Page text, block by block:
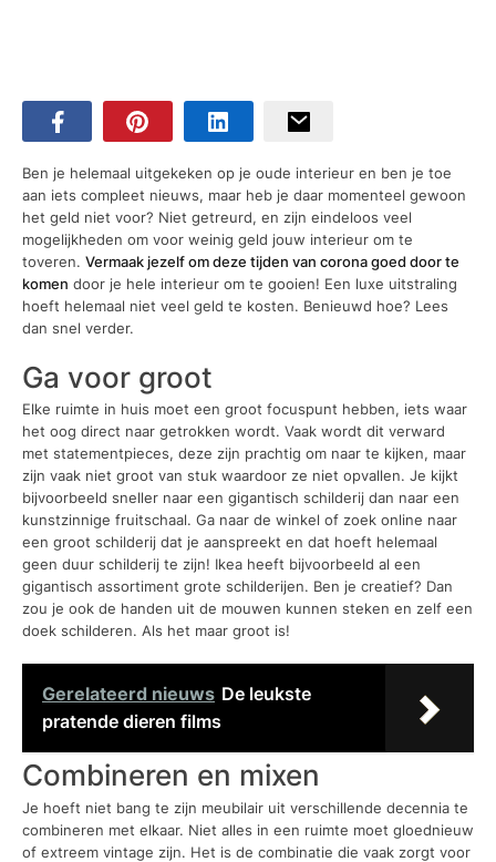
Ben je helemaal uitgekeken op je oude interieur en ben je toe
aan iets compleet nieuws, maar heb je daar momenteel gewoon
het geld niet voor? Niet getreurd, en zijn eindeloos veel
mogelijkheden om voor weinig geld jouw interieur om te
toveren. Vermaak jezelf om deze tijden van corona goed door te
komen door je hele interieur om te gooien! Een luxe uitstraling
hoeft helemaal niet veel geld te kosten. Benieuwd hoe? Lees
dan snel verder.
Ga voor groot
Elke ruimte in huis moet een groot focuspunt hebben, iets waar
het oog direct naar getrokken wordt. Vaak wordt dit verward
met statementpieces, deze zijn prachtig om naar te kijken, maar
zijn vaak niet groot van stuk waardoor ze niet opvallen. Je kijkt
bijvoorbeeld sneller naar een gigantisch schilderij dan naar een
kunstzinnige fruitschaal. Ga naar de winkel of zoek online naar
een groot schilderij dat je aanspreekt en dat hoeft helemaal
geen duur schilderij te zijn! Ikea heeft bijvoorbeeld al een
gigantisch assortiment grote schilderijen. Ben je creatief? Dan
zou je ook de handen uit de mouwen kunnen steken en zelf een
doek schilderen. Als het maar groot is!
Gerelateerd nieuws De leukste
pratende dieren films
Combineren en mixen
Je hoeft niet bang te zijn meubilair uit verschillende decennia te
combineren met elkaar. Niet alles in een ruimte moet gloednieuw
of extreem vintage zijn. Het is de combinatie die vaak zorgt voor